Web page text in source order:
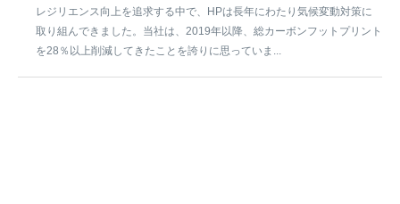
レジリエンス向上を追求する中で、HPは長年にわたり気候変動対策に
取り組んできました。当社は、2019年以降、総カーボンフットプリント
を28％以上削減してきたことを誇りに思っていま...